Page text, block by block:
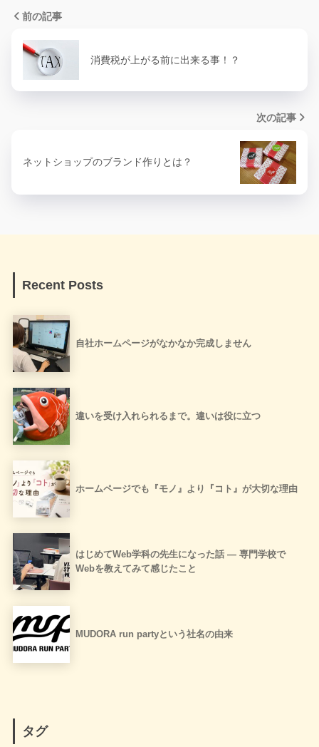
前の記事
消費税が上がる前に出来る事！？
次の記事
ネットショップのブランド作りとは？
Recent Posts
自社ホームページがなかなか完成しません
違いを受け入れられるまで。違いは役に立つ
ホームページでも『モノ』より『コト』が大切な理由
はじめてWeb学科の先生になった話 ― 専門学校で
Webを教えてみて感じたこと
MUDORA run partyという社名の由来
タグ